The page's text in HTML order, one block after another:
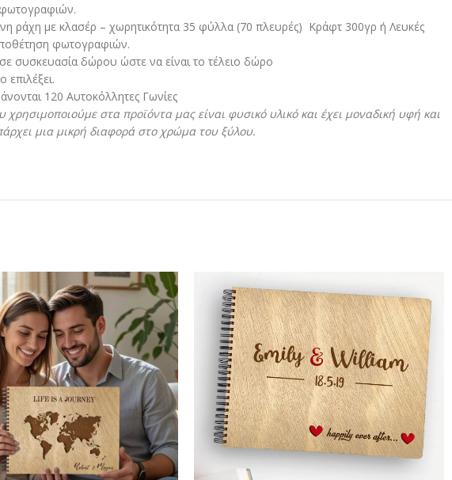
ράχη με κλασέρ – χωρητικότητα 35 φύλλα (70 πλευρές) Κράφτ 300γρ ή Λευκές
φωτογραφιών.
συσκευασία δώρου ώστε να είναι το τέλειο δώρο
επιλέξει.​
120 Αυτοκόλλητες Γωνίες
χρησιμοποιούμε στα προϊόντα μας είναι φυσικό υλικό και έχει μοναδική υφή και
μια μικρή διαφορά στο χρώμα του ξύλου.